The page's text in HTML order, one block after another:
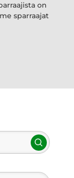
on
sparraajat
Hae